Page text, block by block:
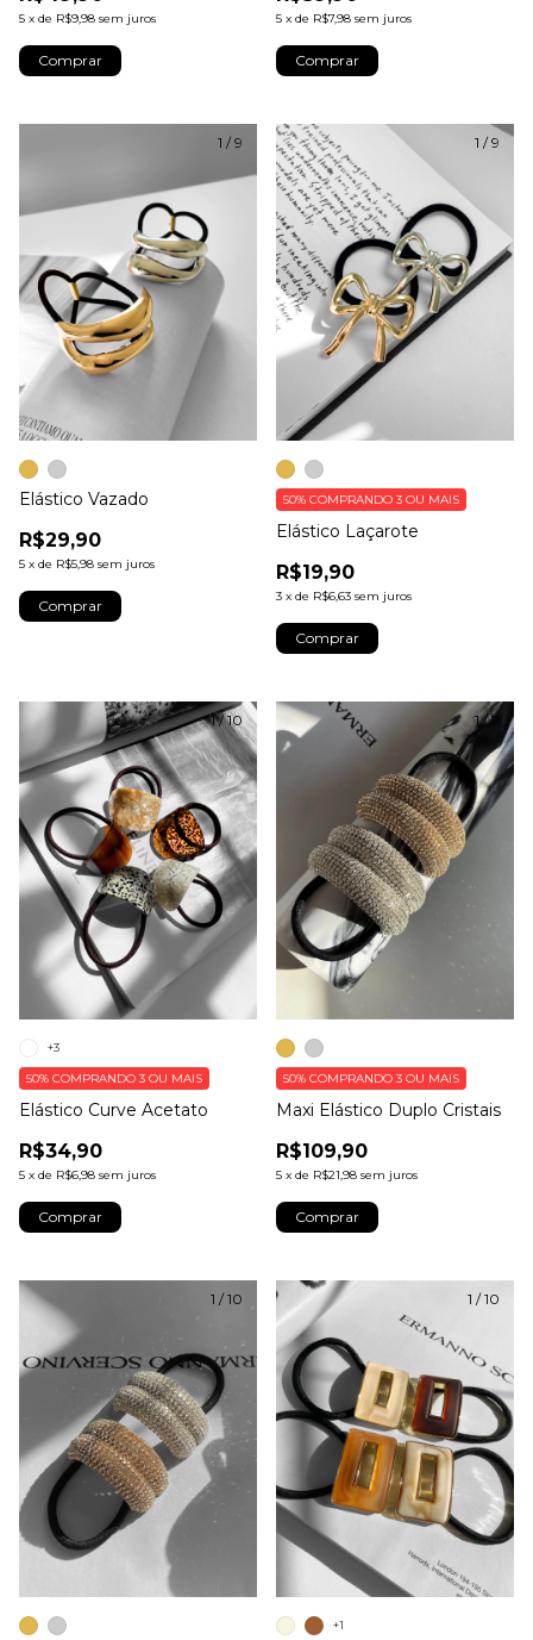
5 x de R$9,98 sem juros
Comprar
5 x de R$7,98 sem juros
Comprar
1 / 9
Elástico Vazado
R$29,90
5 x de R$5,98 sem juros
Comprar
1 /9
Elástico Laçarote
R$19,90
3 x de R$6,63 sem juros
50% COMPRANDO 3 OU MAIS
Comprar
1/10
Elástico Curve Acetato
R$34,90
5 x de R$6,98 sem juros
50% COMPRANDO 3 OU MAIS
+3
Comprar
1/7
Maxi Elástico Duplo Cristais
R$109,90
5 x de R$21,98 sem juros
50% COMPRANDO 3 OU MAIS
Comprar
1 / 10 1 /10
+1